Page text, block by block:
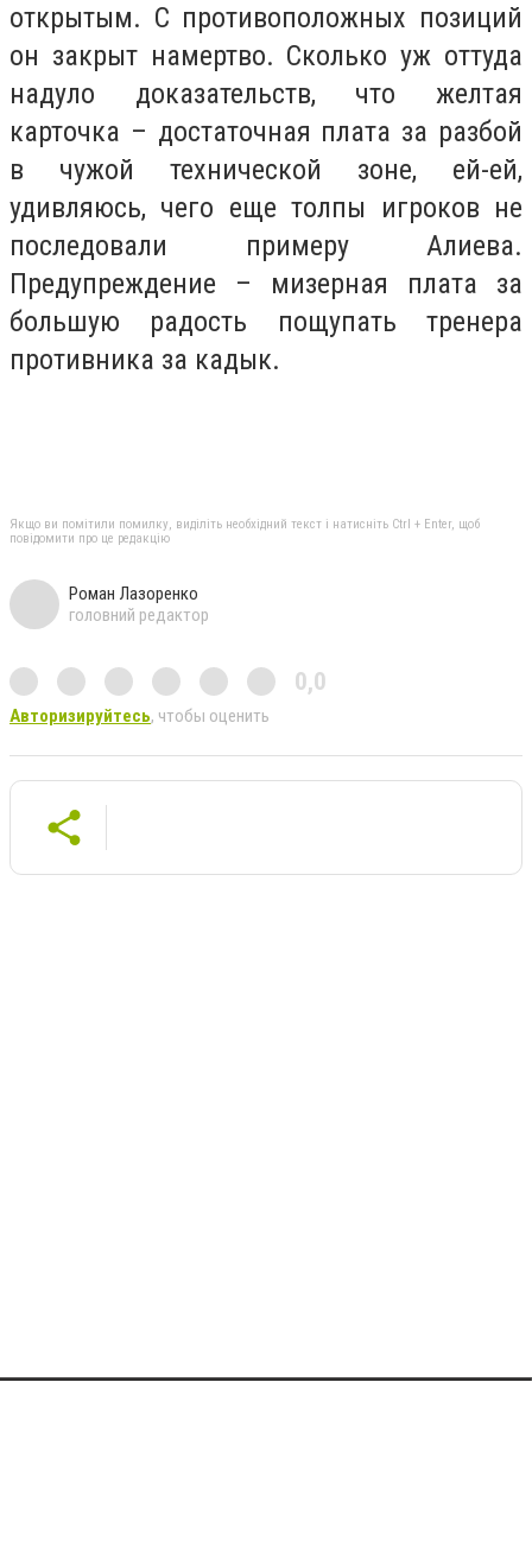
открытым. С противоположных позиций
он закрыт намертво. Сколько уж оттуда
надуло доказательств, что желтая
карточка – достаточная плата за разбой
в чужой технической зоне, ей-ей,
удивляюсь, чего еще толпы игроков не
последовали примеру Алиева.
Предупреждение – мизерная плата за
большую радость пощупать тренера
противника за кадык.
Якщо ви помітили помилку, виділіть необхідний текст і натисніть Ctrl + Enter, щоб
повідомити про це редакцію
Роман Лазоренко
головний редактор
0,0
Авторизируйтесь, чтобы оценить